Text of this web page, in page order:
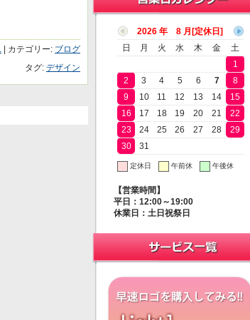
| カテゴリー: ブログ
タグ: デザイン
2026 年 8 月
日
月 火 水 木 金
土
1
2
3 4 5 6 7
8
9
10 11 12 13 14
15
16
17 18 19 20 21
22
23
24 25 26 27 28
29
30
31
定休日 午前休 午後休
【営業時間】
平日：12:00～19:00
休業日：土日祝祭日